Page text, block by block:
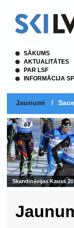
SĀKUMS
AKTUALITĀTES
PAR LSF
INFORMĀCIJA
Jaunumi /
Skandināvijas Kauss